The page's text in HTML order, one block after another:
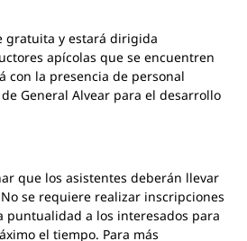
gratuita y estará dirigida
apícolas que se encuentren
con la presencia de personal
General Alvear para el desarrollo
que los asistentes deberán llevar
se requiere realizar inscripciones
puntualidad a los interesados para
el tiempo. Para más